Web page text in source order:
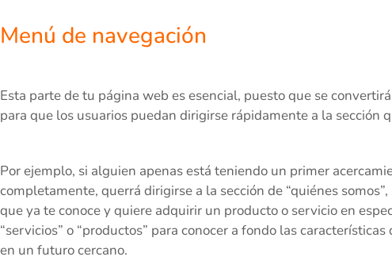
Menú de navegación
Esta parte de tu página web es esencial, puesto que se
para que los usuarios puedan dirigirse rápidamente a la sección
Por ejemplo, si alguien apenas está teniendo un primer
completamente, querrá dirigirse a la sección de “quiénes
que ya te conoce y quiere adquirir un producto o servicio en
“servicios” o “productos” para conocer a fondo las
en un futuro cercano.